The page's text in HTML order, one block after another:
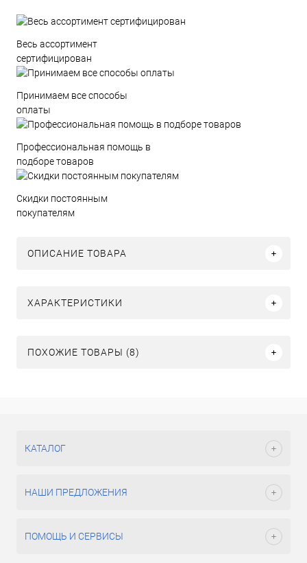
Весь ассортимент
сертифицирован
Принимаем все способы
оплаты
Профессиональная помощь в
подборе товаров
Скидки постоянным
покупателям
ОПИСАНИЕ ТОВАРА
ХАРАКТЕРИСТИКИ
ПОХОЖИЕ ТОВАРЫ (8)
КАТАЛОГ
НАШИ ПРЕДЛОЖЕНИЯ
ПОМОЩЬ И СЕРВИСЫ